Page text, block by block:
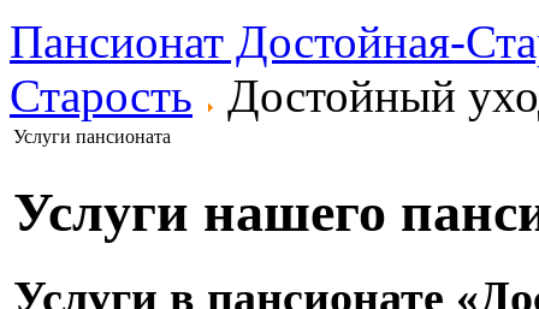
Пансионат Достойная-
Старость
Достойный
Услуги пансионата
Услуги нашего
Услуги в пансионате